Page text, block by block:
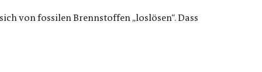
von fossilen Brennstoffen „loslösen“. Dass